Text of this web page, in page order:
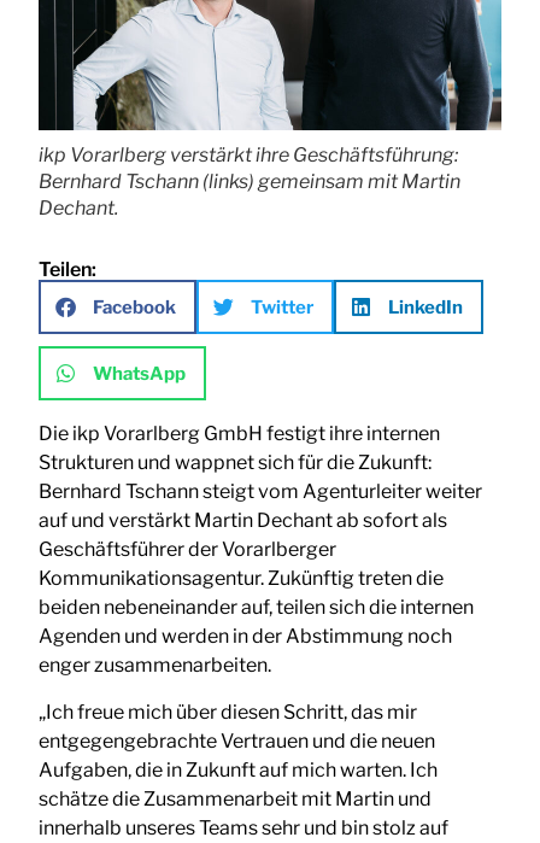
ikp Vorarlberg verstärkt ihre Geschäftsführung:
Bernhard Tschann (links) gemeinsam mit Martin
Dechant.
Teilen:
Facebook Twitter LinkedIn
WhatsApp
Die ikp Vorarlberg GmbH festigt ihre internen
Strukturen und wappnet sich für die Zukunft:
Bernhard Tschann steigt vom Agenturleiter weiter
auf und verstärkt Martin Dechant ab sofort als
Geschäftsführer der Vorarlberger
Kommunikationsagentur. Zukünftig treten die
beiden nebeneinander auf, teilen sich die internen
Agenden und werden in der Abstimmung noch
enger zusammenarbeiten.
„Ich freue mich über diesen Schritt, das mir
entgegengebrachte Vertrauen und die neuen
Aufgaben, die in Zukunft auf mich warten. Ich
schätze die Zusammenarbeit mit Martin und
innerhalb unseres Teams sehr und bin stolz auf